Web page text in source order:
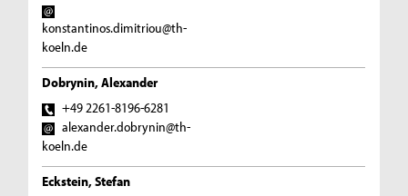
konstantinos.dimitriou@th-
koeln.de
Dobrynin, Alexander
+49 2261-8196-6281
alexander.dobrynin@th-
koeln.de
Eckstein, Stefan